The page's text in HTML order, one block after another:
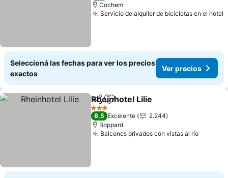
Cochem
Servicio de alquiler de bicicletas en el hotel
Seleccioná las fechas para ver los precios
exactos
Ver precios
CompartirAñadir a favoritos
Rheinhotel Lilie
3 Estrellas
8,5 Excelente
2.244
Boppard
Balcones privados con vistas al ríoVer